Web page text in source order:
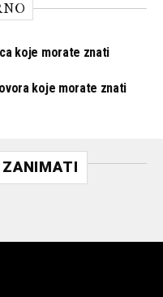
koje morate znati
koje morate znati
ZANIMATI